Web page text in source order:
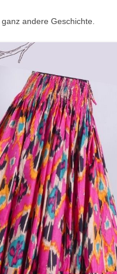
andere Geschichte.